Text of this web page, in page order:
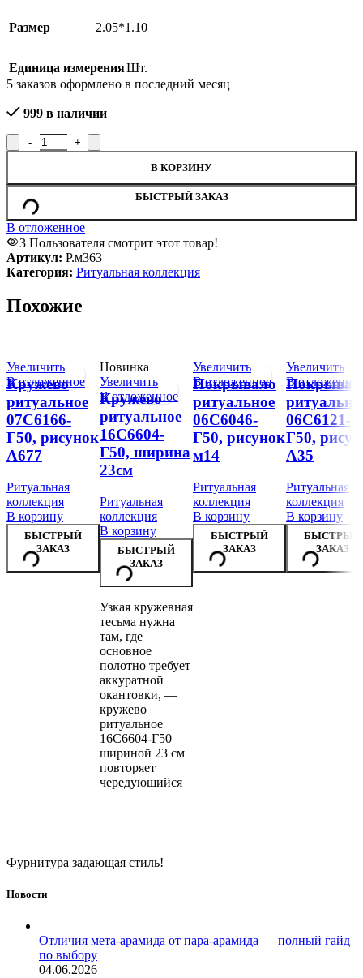
Размер 2.05*1.10
Единица измеренияШт.
5 заказов оформлено в последний месяц
999 в наличии
Количество товара Покрывало ритуальное Р.м363, рисунок
В КОРЗИНУ
БЫСТРЫЙ ЗАКАЗ
В отложенное
3 Пользователя смотрит этот товар!
Артикул: Р.м363
Категория: Ритуальная коллекция
Похожие
Увеличить
В отложенное
Кружево
ритуальное
07С6166-
Г50, рисунок
А677
Ритуальная
коллекция
В корзину
БЫСТРЫЙ
ЗАКАЗ
Новинка
Увеличить
В отложенное
Кружево
ритуальное
16С6604-
Г50, ширина
23см
Ритуальная
коллекция
В корзину
БЫСТРЫЙ
ЗАКАЗ
Узкая кружевная
тесьма нужна
там, где
основное
полотно требует
аккуратной
окантовки, —
кружево
ритуальное
16С6604-Г50
шириной 23 см
повторяет
чередующийся
Увеличить
В отложенное
Покрывало
ритуальное
06С6046-
Г50, рисунок
м14
Ритуальная
коллекция
В корзину
БЫСТРЫЙ
ЗАКАЗ
Увеличить
В
06С6121-
Г50,
А35
Ритуальная
коллекция
В корзину
БЫСТРЫЙ
ЗАКАЗ
Фурнитура задающая стиль!
Новости
Отличия мета-арамида от пара-арамида — полный гайд
по выбору
04.06.2026